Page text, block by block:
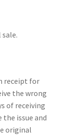
receipt for
the wrong
of receiving
issue and
original